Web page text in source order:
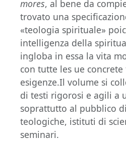
mores, al bene da
trovato una
«teologia spirituale»
intelligenza della
ingloba in essa la vita
con tutte les ue
esigenze.Il volume si
di testi rigorosi e agili a
soprattutto al pubblico
teologiche, istituti di
seminari.